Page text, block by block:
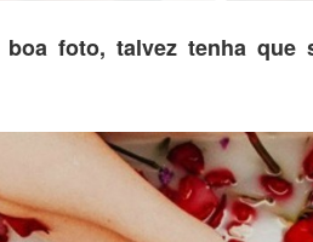
foto, talvez tenha que